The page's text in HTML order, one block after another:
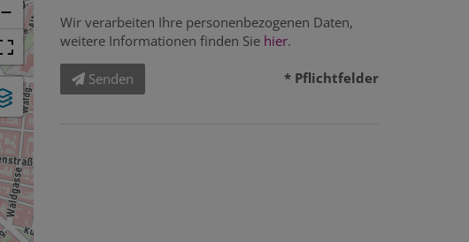
−
Wir verarbeiten Ihre personenbezogenen Daten,
weitere Informationen finden Sie hier.
Senden * Pflichtfelder